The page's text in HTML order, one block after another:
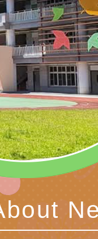
中小職
，參訪
技能競
府LED
播影（
部社會
健康署
產婦（
明1份
中華民
稱該
視界同
系列講
」活動
府家庭
課程資
處115
播放表
聞傳
政策溝
1份（
慈文國
育班
院辦理